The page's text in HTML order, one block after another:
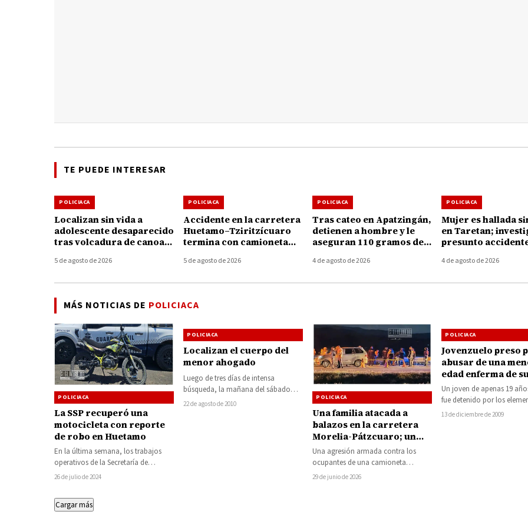
TE PUEDE INTERESAR
POLICIACA
Localizan sin vida a
adolescente desaparecido
tras volcadura de canoa
5 de agosto de 2026
POLICIACA
Accidente en la carretera
Huetamo–Tziritzícuaro
termina con camioneta
desaparece del lugar
5 de agosto de 2026
POLICIACA
Tras cateo en Apatzingán,
detienen a hombre y le
aseguran 110 gramos de
4 de agosto de 2026
POLICIACA
Mujer es hallada
en Taretan;
presunto
4 de agosto de 2026
MÁS NOTICIAS DE POLICIACA
POLICIACA
La SSP recuperó una
motocicleta con reporte
de robo en Huetamo
En la última semana, los trabajos
operativos de la Secretaría de
Seguridad Pública (SSP) lograron la
26 de julio de 2024
POLICIACA
Localizan el cuerpo del
menor ahogado
Luego de tres días de intensa
búsqueda, la mañana del sábado
pasado campesinos de la
22 de agosto de 2010
POLICIACA
Una familia atacada a
balazos en la carretera
Morelia-Pátzcuaro; un
hombre murió y tres
personas resultaron
heridas
Una agresión armada contra los
ocupantes de una camioneta
registrada la noche del domingo
29 de junio de 2026
POLICIACA
Jovenzuelo preso
abusar de una
edad enferma de
facultades
Un joven de apenas 19
fue detenido por los
Policía Municipal
13 de diciembre de 2009
Cargar más